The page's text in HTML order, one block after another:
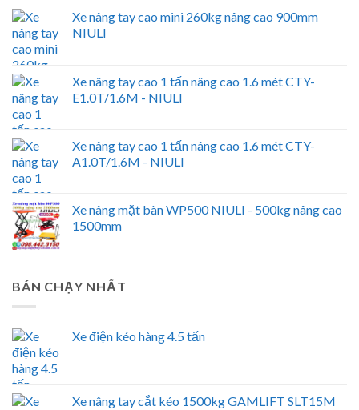
Xe nâng tay cao mini 260kg nâng cao 900mm
NIULI
Xe nâng tay cao 1 tấn nâng cao 1.6 mét CTY-
E1.0T/1.6M - NIULI
Xe nâng tay cao 1 tấn nâng cao 1.6 mét CTY-
A1.0T/1.6M - NIULI
Xe nâng mặt bàn WP500 NIULI - 500kg nâng cao
1500mm
BÁN CHẠY NHẤT
Xe điện kéo hàng 4.5 tấn
Xe nâng tay cắt kéo 1500kg GAMLIFT SLT15M